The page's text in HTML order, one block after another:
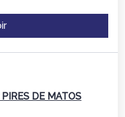
DE MATOS